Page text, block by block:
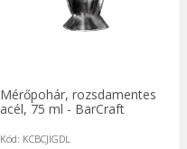
Mérőpohár, rozsdamentes
acél, 75 ml - BarCraft
Kód: KCBCJIGDL